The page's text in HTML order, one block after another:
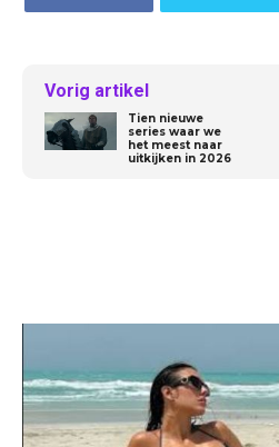
Vorig artikel
Tien nieuwe
series waar we
het meest naar
uitkijken in 2026